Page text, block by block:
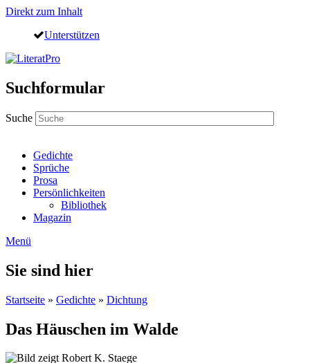
Direkt zum Inhalt
Unterstützen
Suchformular
Suche
Gedichte
Sprüche
Prosa
Persönlichkeiten
Bibliothek
Magazin
Menü
Sie sind hier
Startseite » Gedichte » Dichtung
Das Häuschen im Walde